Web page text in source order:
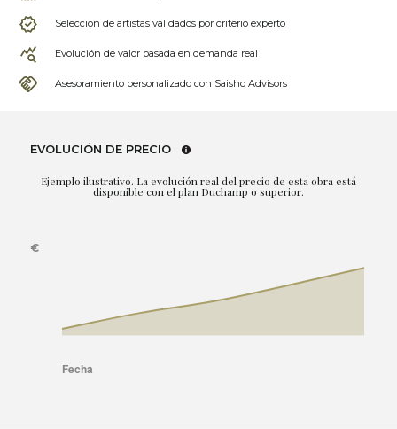
Selección de artistas validados por criterio experto
Evolución de valor basada en demanda real
Asesoramiento personalizado con Saisho Advisors
EVOLUCIÓN DE PRECIO
Ejemplo ilustrativo. La evolución real del precio de esta obra está
disponible con el plan Duchamp o superior.